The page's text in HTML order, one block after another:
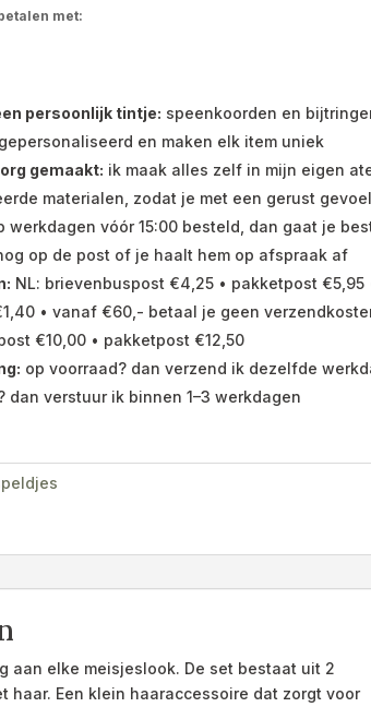
met:
persoonlijk tintje: speenkoorden en
en maken elk item uniek
gemaakt: ik maak alles zelf in mijn eigen
materialen, zodat je met een gerust
werkdagen vóór 15:00 besteld, dan gaat je
op de post of je haalt hem op afspraak af
NL: brievenbuspost €4,25 • pakketpost €5,95
• vanaf €60,- betaal je geen
€10,00 • pakketpost €12,50
op voorraad? dan verzend ik dezelfde
dan verstuur ik binnen 1–3 werkdagen
aan elke meisjeslook. De set bestaat uit 2
Een klein haaraccessoire dat zorgt voor